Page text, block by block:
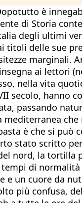
è
di Storia
degli ultimi
titoli delle sue
marginali.
ai lettori
nella vita
secolo, hanno
passando
mediterranea
è che si può
stato scritto
nord, la tortilla
di
e un cuore da
più confusa,